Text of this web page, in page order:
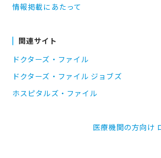
情報掲載にあたって
関連サイト
ドクターズ・ファイル
ドクターズ・ファイル ジョブズ
ホスピタルズ・ファイル
医療機関の方向け